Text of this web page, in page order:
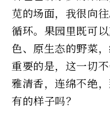
苋的场面，我很向
循环。果园里既可
色、原生态的野菜
重要的是，这一切
雅清香，连绵不绝
有的样子吗？